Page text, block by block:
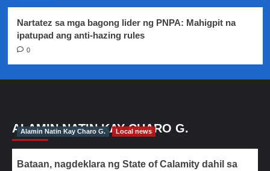
Nartatez sa mga bagong lider ng PNPA: Mahigpit na
ipatupad ang anti-hazing rules
0
ALAMIN NATIN KAY CHARO G.
Alamin Natin Kay Charo G. Local news
Bataan, nagdeklara ng State of Calamity dahil sa